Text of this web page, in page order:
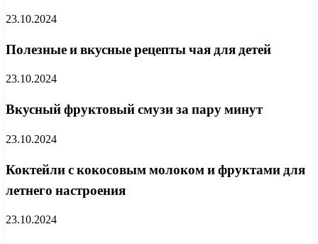
23.10.2024
Полезные и вкусные рецепты чая для детей
23.10.2024
Вкусный фруктовый смузи за пару минут
23.10.2024
Коктейли с кокосовым молоком и фруктами для
летнего настроения
23.10.2024